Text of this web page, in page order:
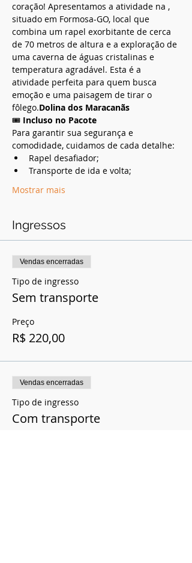
coração! Apresentamos a atividade na ,
situado em Formosa-GO, local que
combina um rapel exorbitante de cerca
de 70 metros de altura e a exploração de
uma caverna de águas cristalinas e
temperatura agradável. Esta é a
atividade perfeita para quem busca
emoção e uma paisagem de tirar o
fôlego.Dolina dos Maracanãs
🎟️ Incluso no Pacote
Para garantir sua segurança e
comodidade, cuidamos de cada detalhe:
Rapel desafiador;
Transporte de ida e volta;
Mostrar mais
Ingressos
Vendas encerradas
Tipo de ingresso
Sem transporte
Preço
R$ 220,00
Vendas encerradas
Tipo de ingresso
Com transporte